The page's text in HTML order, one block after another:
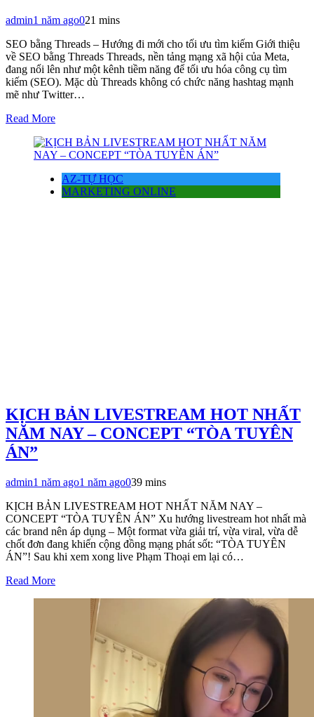
admin1 năm ago021 mins
SEO bằng Threads – Hướng đi mới cho tối ưu tìm kiếm Giới thiệu
về SEO bằng Threads Threads, nền tảng mạng xã hội của Meta,
đang nổi lên như một kênh tiềm năng để tối ưu hóa công cụ tìm
kiếm (SEO). Mặc dù Threads không có chức năng hashtag mạnh
mẽ như Twitter…
Read More
AZ-TỰ HỌC
MARKETING ONLINE
KỊCH BẢN LIVESTREAM HOT NHẤT
NĂM NAY – CONCEPT “TÒA TUYÊN
ÁN”
admin1 năm ago1 năm ago039 mins
KỊCH BẢN LIVESTREAM HOT NHẤT NĂM NAY –
CONCEPT “TÒA TUYÊN ÁN” Xu hướng livestream hot nhất mà
các brand nên áp dụng – Một format vừa giải trí, vừa viral, vừa dễ
chốt đơn đang khiến cộng đồng mạng phát sốt: “TÒA TUYÊN
ÁN”! Sau khi xem xong live Phạm Thoại em lại có…
Read More